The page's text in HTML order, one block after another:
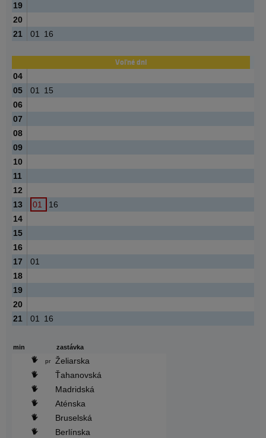
min zastávka
pr
Želiarska
Ťahanovská
Madridská
Aténska
Bruselská
Berlínska
19
20
21
01 16
Voľné dni
04
05
01 15
06
07
08
09
10
11
12
13
01
16
14
15
16
17
01
18
19
20
21
01 16